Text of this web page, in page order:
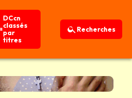
DCcn
classés
par
titres
Recherches
DCcn
classés
par
titres
Recherches